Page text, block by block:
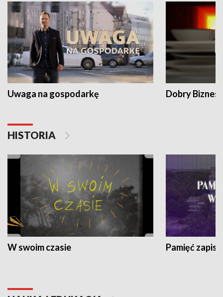
Uwaga na gospodarkę Dobry Biznes
HISTORIA
W swoim czasie Pamięć